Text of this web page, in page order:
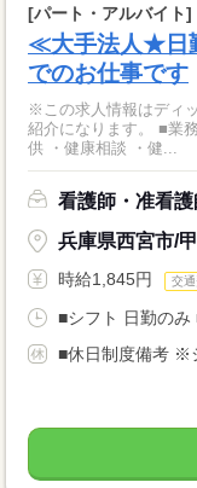
[パート・アルバイト]
≪大手法人★日
でのお仕事です
※この求人情報はディ
紹介になります。 ■業
供 ・健康相談 ・健...
看護師・准看護
兵庫県西宮市/
時給1,845円 交
■シフト 日勤のみ
■休日制度備考 ※